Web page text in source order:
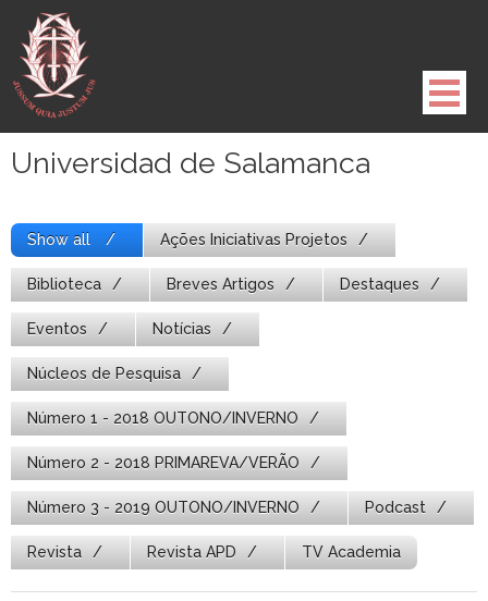
para
conteúdo
Universidad de Salamanca
Show all Ações Iniciativas Projetos
Biblioteca Breves Artigos Destaques
Eventos Notícias
Núcleos de Pesquisa
Número 1 - 2018 OUTONO/INVERNO
Número 2 - 2018 PRIMAREVA/VERÃO
Número 3 - 2019 OUTONO/INVERNO Podcast
Revista Revista APD TV Academia